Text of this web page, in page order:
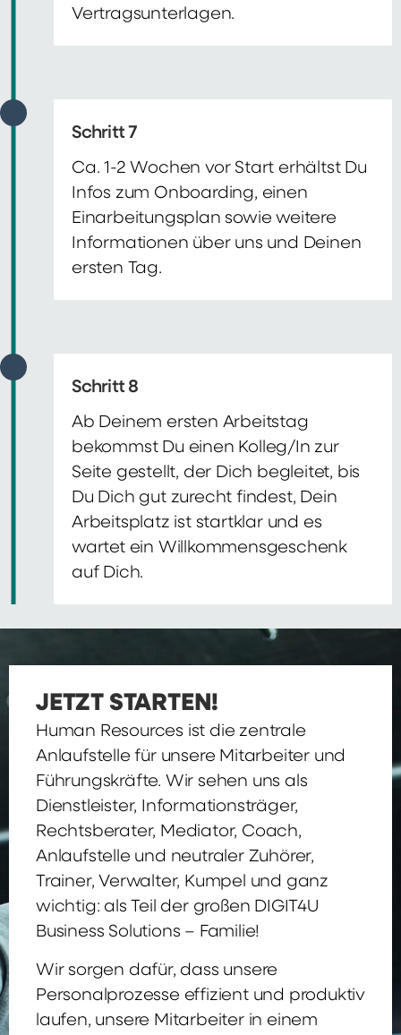
Vertragsunterlagen.
Schritt 7
Ca. 1-2 Wochen vor Start erhältst Du
Infos zum Onboarding, einen
Einarbeitungsplan sowie weitere
Informationen über uns und Deinen
ersten Tag.
Schritt 8
Ab Deinem ersten Arbeitstag
bekommst Du einen Kolleg/In zur
Seite gestellt, der Dich begleitet, bis
Du Dich gut zurecht findest, Dein
Arbeitsplatz ist startklar und es
wartet ein Willkommensgeschenk
auf Dich.
JETZT STARTEN!
Human Resources ist die zentrale
Anlaufstelle für unsere Mitarbeiter und
Führungskräfte. Wir sehen uns als
Dienstleister, Informationsträger,
Rechtsberater, Mediator, Coach,
Anlaufstelle und neutraler Zuhörer,
Trainer, Verwalter, Kumpel und ganz
wichtig: als Teil der großen DIGIT4U
Business Solutions – Familie!
Wir sorgen dafür, dass unsere
Personalprozesse effizient und produktiv
laufen, unsere Mitarbeiter in einem